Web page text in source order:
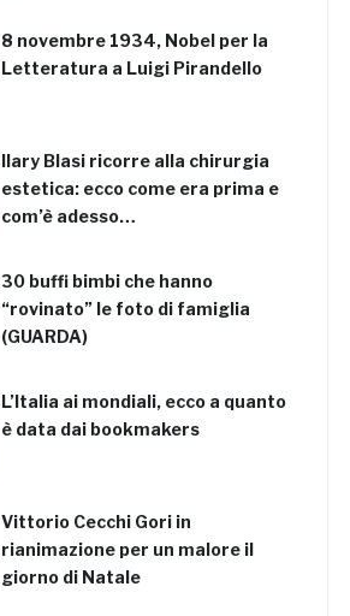
8 novembre 1934, Nobel per la
Letteratura a Luigi Pirandello
Ilary Blasi ricorre alla chirurgia
estetica: ecco come era prima e
com’è adesso…
30 buffi bimbi che hanno
“rovinato” le foto di famiglia
(GUARDA)
L’Italia ai mondiali, ecco a quanto
è data dai bookmakers
Vittorio Cecchi Gori in
rianimazione per un malore il
giorno di Natale